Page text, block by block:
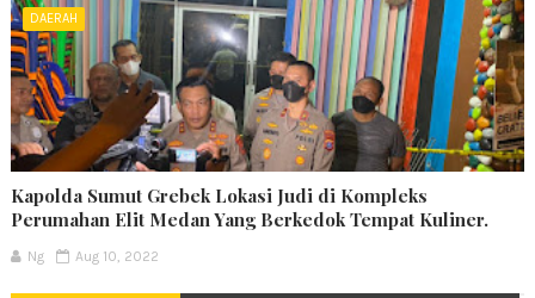
DAERAH
Kapolda Sumut Grebek Lokasi Judi di Kompleks
Perumahan Elit Medan Yang Berkedok Tempat Kuliner.
Ng Aug 10, 2022